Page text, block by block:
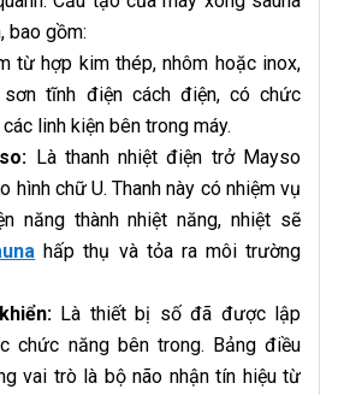
bao gồm:
từ hợp kim thép, nhôm hoặc inox,
tĩnh điện cách điện, có chức
linh kiện bên trong máy.
Là thanh nhiệt điện trở Mayso
hình chữ U. Thanh này có nhiệm vụ
năng thành nhiệt năng, nhiệt sẽ
hấp thụ và tỏa ra môi trường
Là thiết bị số đã được lập
chức năng bên trong. Bảng điều
vai trò là bộ não nhận tín hiệu từ